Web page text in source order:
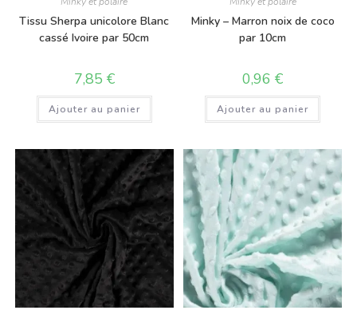
Tissu Sherpa unicolore Blanc
cassé Ivoire par 50cm
7,85 €
Ajouter au panier
Minky – Marron noix de coco
par 10cm
0,96€
Ajouter au panier